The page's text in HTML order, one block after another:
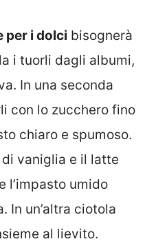
per i dolci bisognerà
i tuorli dagli albumi,
In una seconda
con lo zucchero fino
chiaro e spumoso.
vaniglia e il latte
l’impasto umido
In un’altra ciotola
al lievito.